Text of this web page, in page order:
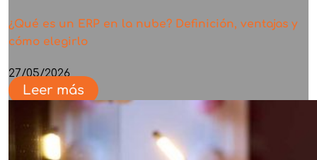
¿Qué es un ERP en la nube? Definición, ventajas y
cómo elegirlo
27/05/2026
Leer más